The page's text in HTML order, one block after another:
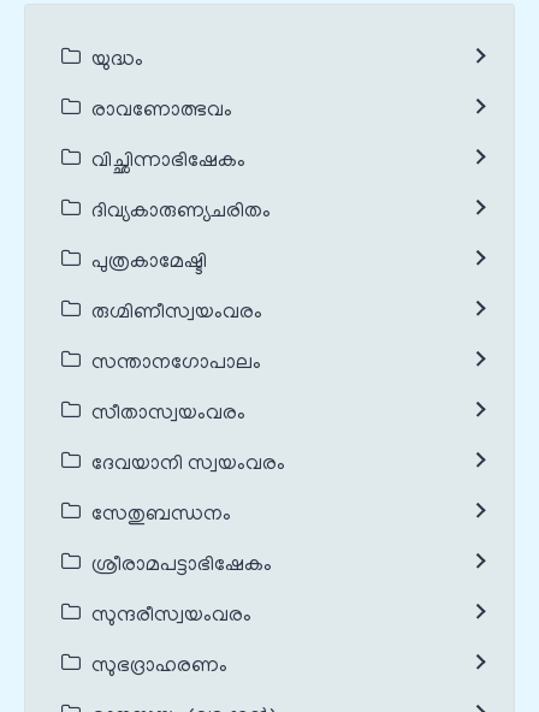
യുദ്ധം
രാവണോത്ഭവം
വിച്ഛിന്നാഭിഷേകം
ദിവ്യകാരുണ്യചരിതം
പുത്രകാമേഷ്ടി
രുഗ്മിണീസ്വയംവരം
സന്താനഗോപാലം
സീതാസ്വയംവരം
ദേവയാനി സ്വയംവരം
സേതുബന്ധനം
ശ്രീരാമപട്ടാഭിഷേകം
സുന്ദരീസ്വയംവരം
സുഭദ്രാഹരണം